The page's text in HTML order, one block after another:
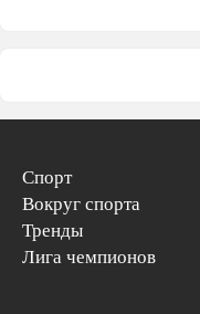
Спорт
Вокруг спорта
Тренды
Лига чемпионов